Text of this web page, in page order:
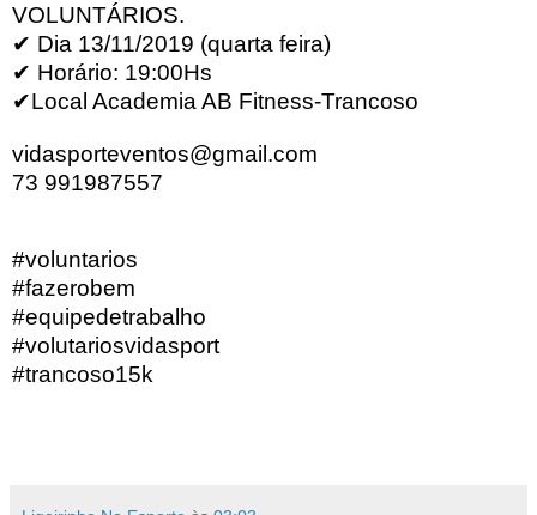
VOLUNTÁRIOS.
✔ Dia 13/11/2019 (quarta feira)
✔ Horário: 19:00Hs
✔Local Academia AB Fitness-Trancoso
vidasporteventos@gmail.com
73 991987557
#voluntarios
#fazerobem
#equipedetrabalho
#volutariosvidasport
#trancoso15k